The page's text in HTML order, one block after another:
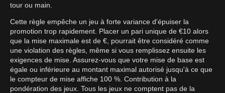
tour ou main.
Cette règle empêche un jeu à forte variance d'épuiser la
promotion trop rapidement. Placer un pari unique de €10 alors
que la mise maximale est de €, pourrait être considéré comme
une violation des règles, même si vous remplissez ensuite les
exigences de mise. Assurez-vous que votre mise de base est
égale ou inférieure au montant maximal autorisé jusqu'à ce que
le compteur de mise affiche 100 %. Contribution à la
pondération des jeux. Tous les jeux ne comptent pas de la